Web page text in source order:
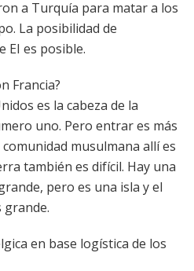
a Turquía para matar a los
La posibilidad de
EI es posible.
Francia?
es la cabeza de la
uno. Pero entrar es más
musulmana allí es
también es difícil. Hay una
pero es una isla y el
grande.
en base logística de los